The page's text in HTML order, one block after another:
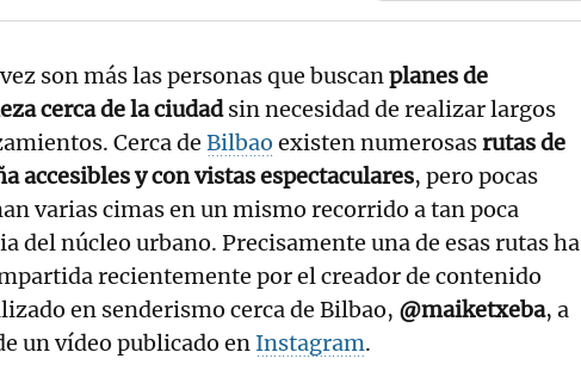
son más las personas que buscanplanes de
cerca de la ciudadsin necesidad de realizar largos
Cerca de Bilbao existen numerosasrutas de
accesibles y con vistas espectaculares, pero pocas
varias cimas en un mismo recorrido a tan poca
del núcleo urbano. Precisamente una de esas rutas ha
recientemente por el creador de contenido
en senderismo cerca de Bilbao, @maiketxeba, a
un vídeo publicado en Instagram.